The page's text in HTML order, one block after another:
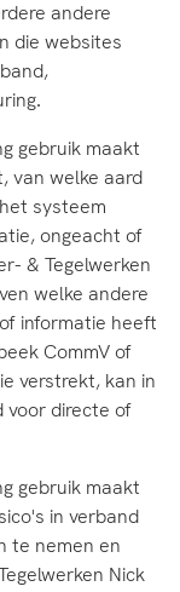
andere
die websites
gebruik maakt
van welke aard
systeem
ongeacht of
& Tegelwerken
welke andere
informatie heeft
CommV of
verstrekt, kan in
voor directe of
gebruik maakt
in verband
te nemen en
Nick